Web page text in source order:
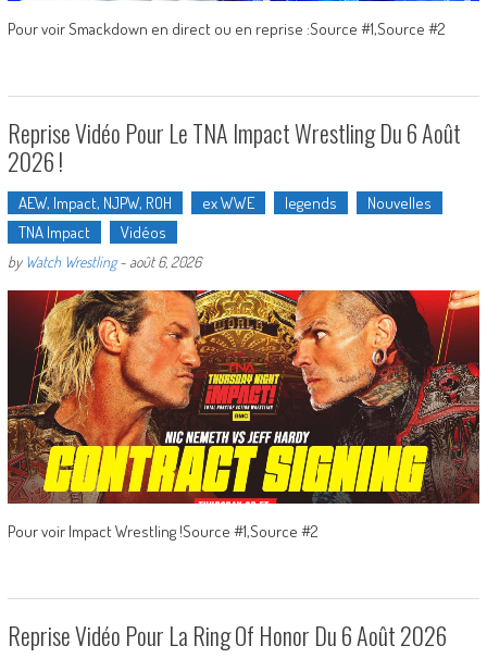
Pour voir Smackdown en direct ou en reprise :Source #1,Source #2
Reprise Vidéo Pour Le TNA Impact Wrestling Du 6 Août
2026 !
AEW, Impact, NJPW, ROH ex WWE legends
Nouvelles
TNA Impact
Vidéos
by Watch Wrestling- août 6, 2026
Pour voir Impact Wrestling !Source #1,Source #2
Reprise Vidéo Pour La Ring Of Honor Du 6 Août 2026